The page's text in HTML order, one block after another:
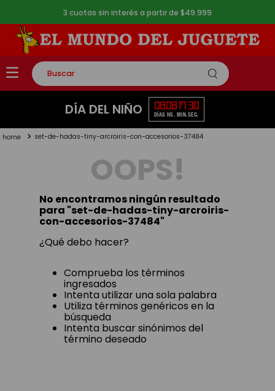
3 cuotas sin interés a partir de $49.999
Buscar
TÉRMINOS MÁS BUSCADOS
2.
lego
toy story
DÍA DEL NIÑO 08
DÍAS
08
HS.
17
MIN.
30
SEG.
set-de-hadas-tiny-arcroiris-con-accesorios-37484
OOPS!
No encontramos ningún resultado
para "set-de-hadas-tiny-arcroiris-
con-accesorios-37484"
¿Qué debo hacer?
Comprueba los términos
ingresados
Intenta utilizar una sola palabra
Utiliza términos genéricos en la
búsqueda
Intenta buscar sinónimos del
término deseado